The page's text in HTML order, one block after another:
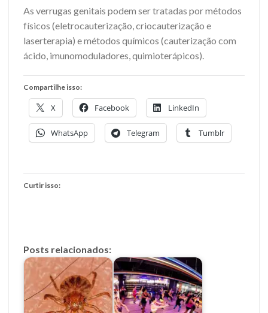
As verrugas genitais podem ser tratadas por métodos
físicos (eletrocauterização, criocauterização e
laserterapia) e métodos químicos (cauterização com
ácido, imunomoduladores, quimioterápicos).
Compartilhe isso:
X Facebook LinkedIn
WhatsApp Telegram Tumblr
Curtir isso:
Posts relacionados: